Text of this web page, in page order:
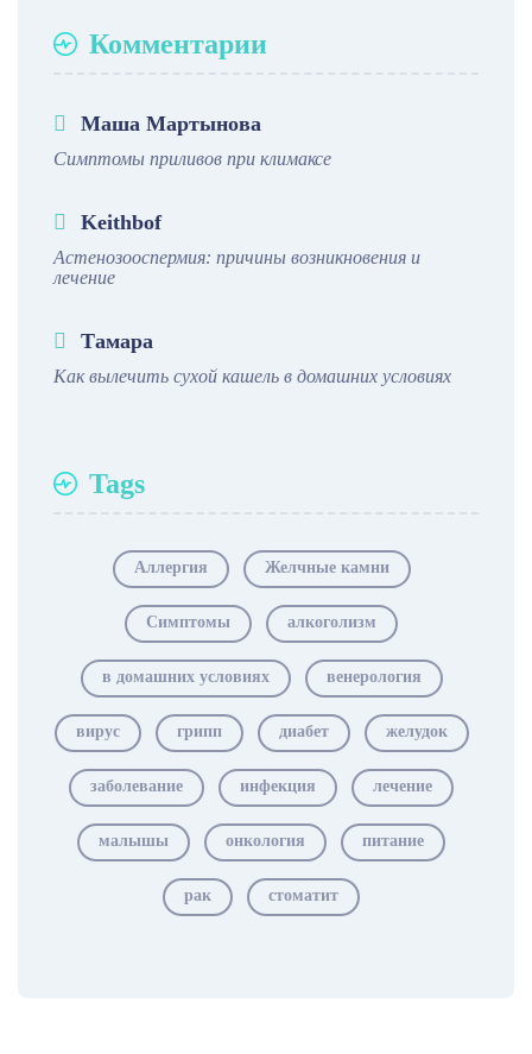
Комментарии
Маша Мартынова
Симптомы приливов при климаксе
Keithbof
Астенозооспермия: причины возникновения и
лечение
Тамара
Как вылечить сухой кашель в домашних условиях
Tags
Аллергия Желчные камни
Симптомы алкоголизм
в домашних условиях венерология
вирус грипп диабет желудок
заболевание инфекция лечение
малышы онкология питание
рак стоматит